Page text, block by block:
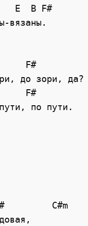
E  B F#
вязаны.
F#
до зори, да?
F#
по пути.
C#m